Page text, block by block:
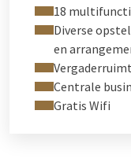
18
Diverse
en
Centrale
Gratis Wifi